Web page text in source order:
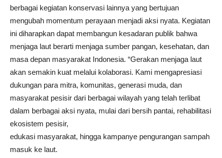
berbagai kegiatan konservasi lainnya yang bertujuan
mengubah momentum perayaan menjadi aksi nyata. Kegiatan
ini diharapkan dapat membangun kesadaran publik bahwa
menjaga laut berarti menjaga sumber pangan, kesehatan, dan
masa depan masyarakat Indonesia. “Gerakan menjaga laut
akan semakin kuat melalui kolaborasi. Kami mengapresiasi
dukungan para mitra, komunitas, generasi muda, dan
masyarakat pesisir dari berbagai wilayah yang telah terlibat
dalam berbagai aksi nyata, mulai dari bersih pantai, rehabilitasi
ekosistem pesisir,
edukasi masyarakat, hingga kampanye pengurangan sampah
masuk ke laut.